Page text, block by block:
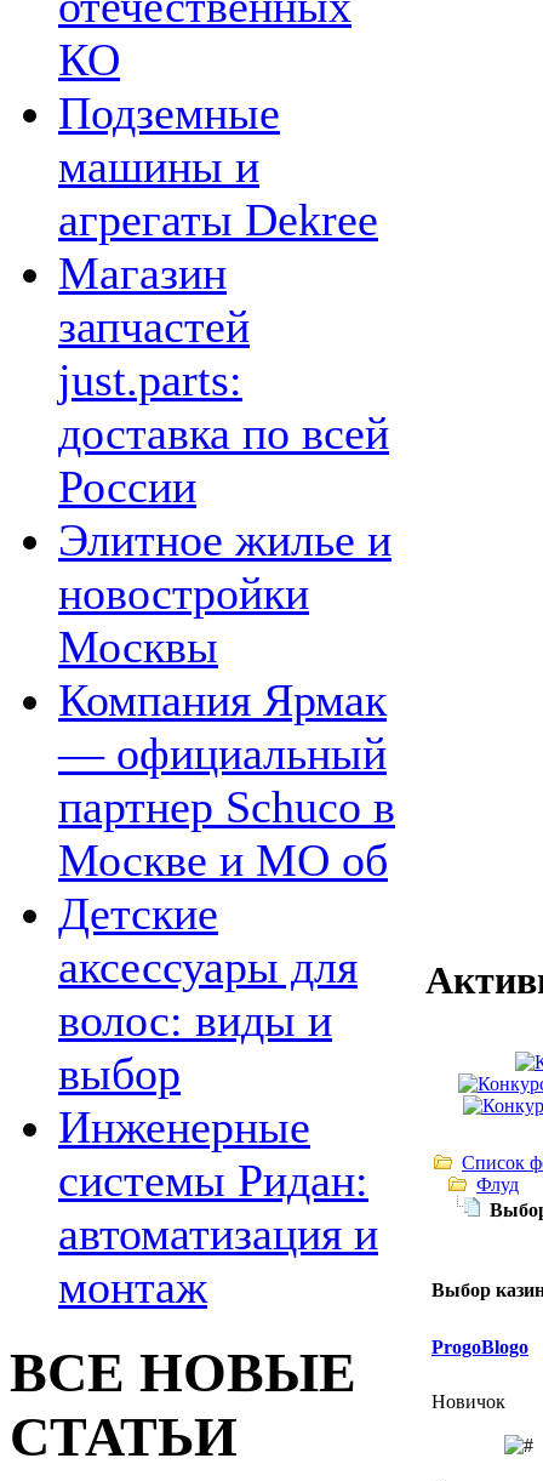
КО
Подземные
машины и
агрегаты Dekree
Магазин
запчастей
just.parts:
доставка по всей
России
Элитное жилье и
новостройки
Москвы
Компания Ярмак
— официальный
партнер Schuco в
Москве и МО об
Детские
аксессуары для
волос: виды и
выбор
Инженерные
системы Ридан:
автоматизация и
монтаж
ВСЕ НОВЫЕ
СТАТЬИ
Список
Флуд
Выбор
ProgoBlogo
Новичок